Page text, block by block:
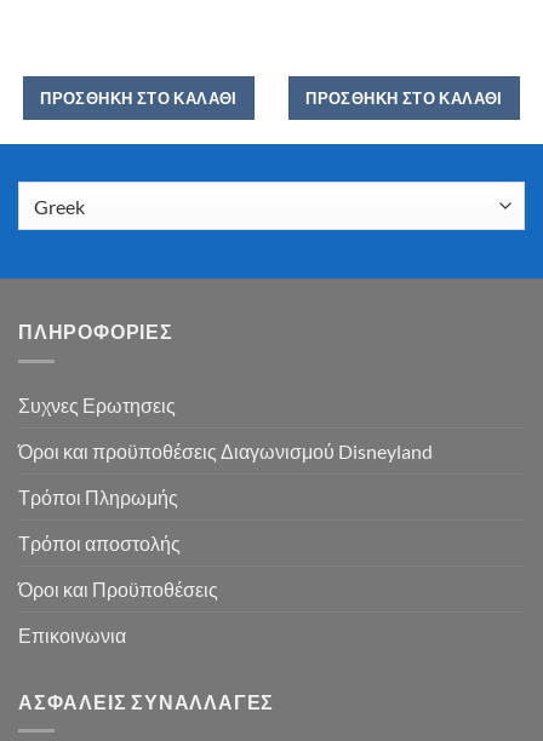
ΠΡΟΣΘΉΚΗ ΣΤΟ ΚΑΛΆΘΙ ΠΡΟΣΘΉΚΗ ΣΤΟ ΚΑΛΆΘΙ
ΠΛΗΡΟΦΟΡΙΕΣ
Συχνες Ερωτησεις
Όροι και προϋποθέσεις Διαγωνισμού Disneyland
Τρόποι Πληρωμής
Τρόποι αποστολής
Όροι και Προϋποθέσεις
Επικοινωνια
ΑΣΦΑΛΕΙΣ ΣΥΝΑΛΛΑΓΕΣ